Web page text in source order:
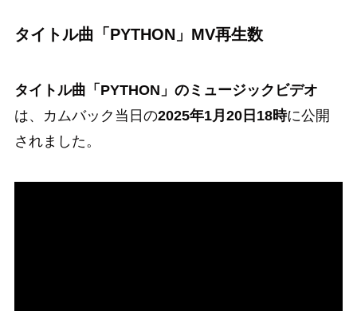
タイトル曲 「PYTHON」MV再生数
タイトル曲「PYTHON」のミュージックビデオ
は、カムバック当日の2025年1月20日18時に公開
されました。